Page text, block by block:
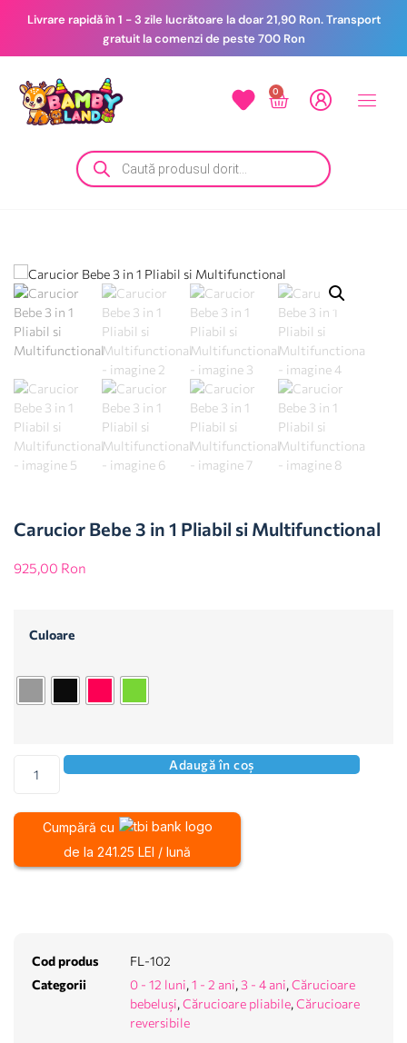
Livrare rapidă în 1 - 3 zile lucrătoare la doar 21,90 Ron. Transport
gratuit la comenzi de peste 700 Ron
0
Carucior Bebe 3 in 1 Pliabil si Multifunctional
925,00 Ron
Culoare
Adaugă în coș
Cumpără cu
de la 241.25 LEI / lună
Cod produs
FL-102
Categorii
0 - 12 luni, 1 - 2 ani, 3 - 4 ani, Cărucioare
bebeluși, Cărucioare pliabile, Cărucioare
reversibile